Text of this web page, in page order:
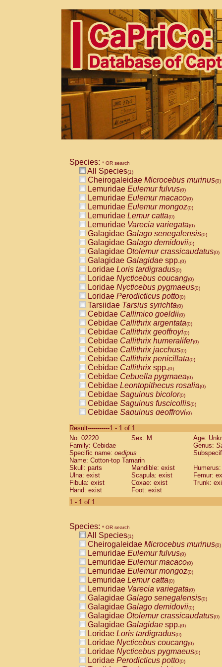
Species: * OR search
All Species(1)
Cheirogaleidae Microcebus murinus(0)
Lemuridae Eulemur fulvus(0)
Lemuridae Eulemur macaco(0)
Lemuridae Eulemur mongoz(0)
Lemuridae Lemur catta(0)
Lemuridae Varecia variegata(0)
Galagidae Galago senegalensis(0)
Galagidae Galago demidovii(0)
Galagidae Otolemur crassicaudatus(0)
Galagidae Galagidae spp.(0)
Loridae Loris tardigradus(0)
Loridae Nycticebus coucang(0)
Loridae Nycticebus pygmaeus(0)
Loridae Perodicticus potto(0)
Tarsiidae Tarsius syrichta(0)
Cebidae Callimico goeldii(0)
Cebidae Callithrix argentata(0)
Cebidae Callithrix geoffroyi(0)
Cebidae Callithrix humeralifer(0)
Cebidae Callithrix jacchus(0)
Cebidae Callithrix penicillata(0)
Cebidae Callithrixspp.(0)
Cebidae Cebuella pygmaea(0)
Cebidae Leontopithecus rosalia(0)
Cebidae Saguinus bicolor(0)
Cebidae Saguinus fuscicollis(0)
Cebidae Saguinus geoffroyi(0)
CebidaeSaguinus labiatus(0)
Cebidae Saguinus leucopus (0)
Cebidae
CebidaeSaguinus mystax
Cebidae Saguinus nigricollis (0)
Cebidae Saguinus oedipus
Cebidae Saguinus weddelli
Cebidae Saguinusspp.
Cebidae
CebidaeCebus capucinus
CebidaeCebus nigrivittatus
CebidaeCebus spp.(0)
CebidaeSaimiri boliviensis(0)
CebidaeSaimiri sciureus(0)
AtelidaeAlouatta caraya(0)
AtelidaeAlouatta fusca(0)
AtelidaeAlouatta seniculus(0)
AtelidaeAlouattaspp.(0)
AtelidaeAteles belzebuth(0)
AtelidaeAteles geoffroyi(0)
AtelidaeAteles paniscus(0)
AtelidaeAtelesspp.(0)
AtelidaeLagothrix lagothricha(0)
AtelidaeLagothrix lagothricha cana
PitheciidaeCacajao calvus
Result-----------1 - 1 of 1
No: 02220
Sex: M
Age:
Family: Cebidae
Genus:
Specific name: oedipus
Name: Cotton-top Tamarin
Skull: parts
Mandible: exist
Ulna: exist
Scapula: exist
Femur:
Fibula: exist
Coxae: exist
Trunk:
Hand: exist
Foot: exist
1 - 1 of 1
Species: * OR search
All Species(1)
Cheirogaleidae Microcebus murinus(0)
Lemuridae Eulemur fulvus(0)
Lemuridae Eulemur macaco(0)
Lemuridae Eulemur mongoz(0)
Lemuridae Lemur catta(0)
Lemuridae Varecia variegata(0)
Galagidae Galago senegalensis(0)
Galagidae Galago demidovii(0)
Galagidae Otolemur crassicaudatus(0)
Galagidae Galagidae spp.(0)
Loridae Loris tardigradus(0)
Loridae Nycticebus coucang(0)
Loridae Nycticebus pygmaeus(0)
Loridae Perodicticus potto(0)